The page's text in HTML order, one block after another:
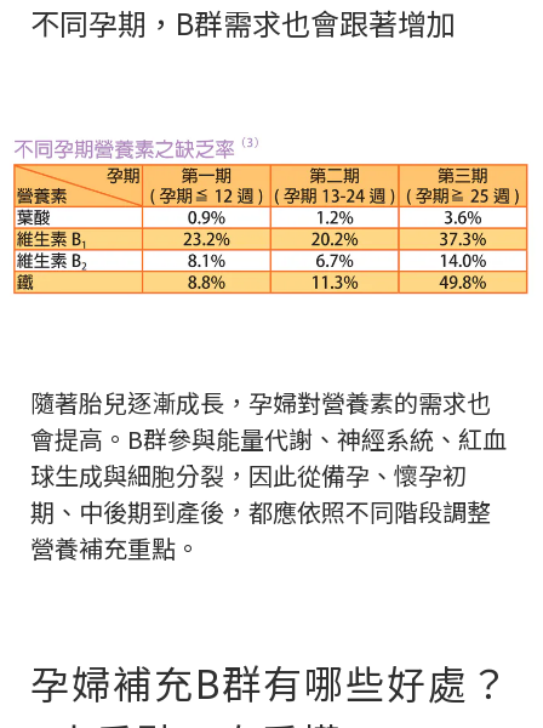
不同孕期，B群需求也會跟著增加
隨著胎兒逐漸成長，孕婦對營養素的需求也
會提高。B群參與能量代謝、神經系統、紅血
球生成與細胞分裂，因此從備孕、懷孕初
期、中後期到產後，都應依照不同階段調整
營養補充重點。
孕婦補充B群有哪些好處？